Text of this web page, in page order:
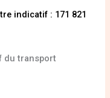
indicatif : 171 821
du transport